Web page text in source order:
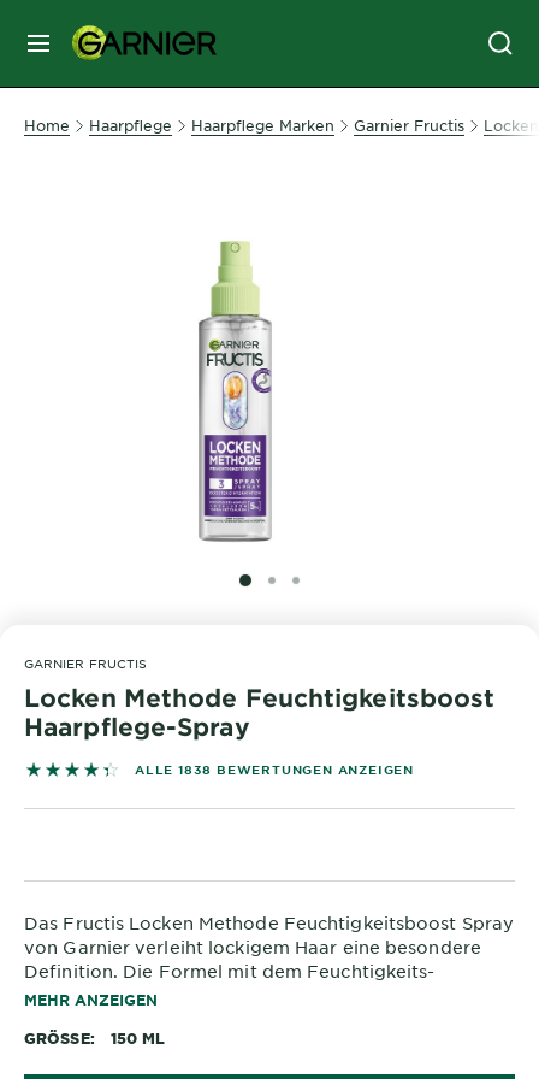
MENU
GESICHTSPFLEGE
SONNENSCHUTZ
KÖRPERPFLEGE
Unsere
Inhaltsstoffe
Neu!
Gisele
Cruelty Free
International
Eco
Beauty
Home Haarpflege Haarpflege Marken Garnier Fructis
SLIDE 1
SLIDE 2
SLIDE 3
GARNIER FRUCTIS
Locken Methode Feuchtigkeitsboost
Haarpflege-Spray
4.3683 out of 5 stars based on reviews
ALLE 1838 BEWERTUNGEN ANZEIGEN
Das Fructis Locken Methode Feuchtigkeitsboost Spray
von Garnier verleiht lockigem Haar eine besondere
Definition. Die Formel mit dem Feuchtigkeits-
Komplex mit Hyaluron und Shea-Fettsäuren spenden
Locken. Das Feuchtigkeitsboost Spray kommt ohne
MEHR ANZEIGEN
GRÖSSE 150 ML